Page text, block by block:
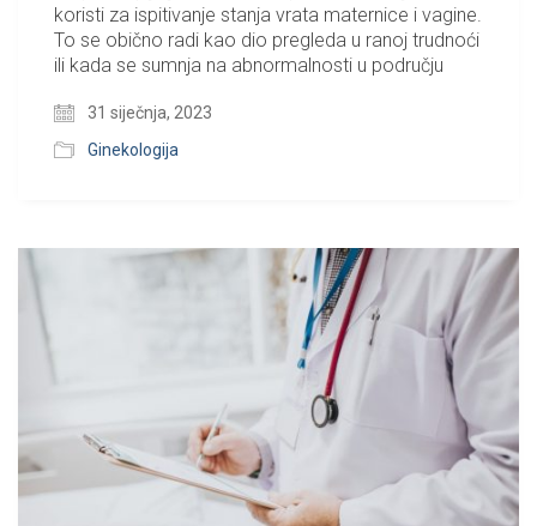
koristi za ispitivanje stanja vrata maternice i vagine.
To se obično radi kao dio pregleda u ranoj trudnoći
ili kada se sumnja na abnormalnosti u području
31 siječnja, 2023
Ginekologija